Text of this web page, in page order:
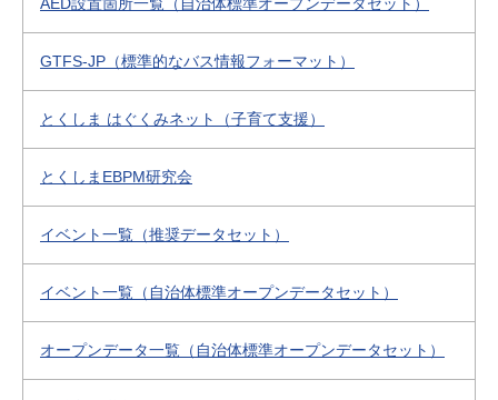
GTFS-JP（標準的なバス情報フォーマット）
とくしま はぐくみネット（子育て支援）
とくしまEBPM研究会
イベント一覧（推奨データセット）
イベント一覧（自治体標準オープンデータセット）
オープンデータ一覧（自治体標準オープンデータセット）